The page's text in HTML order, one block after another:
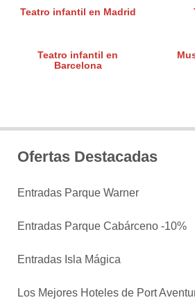
Teatro infantil en Madrid
Teatro infantil en
Barcelona
Ofertas Destacadas
Entradas Parque Warner
Entradas Parque Cabárceno -10%
Entradas Isla Mágica
Los Mejores Hoteles de Port